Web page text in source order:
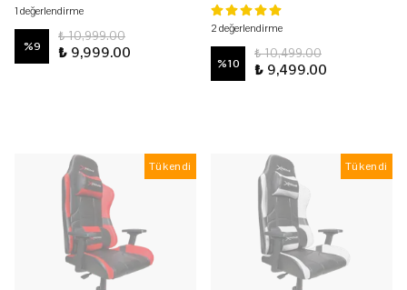
1 değerlendirme
%9
₺ 10,999.00
₺ 9,999.00
2 değerlendirme
%10
₺ 10,499.00
₺ 9,499.00
Tükendi Tükendi